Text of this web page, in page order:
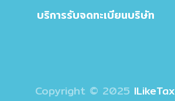
บริการรับจดทะเบียนบริษัท
Copyright © 2025 ILikeTax